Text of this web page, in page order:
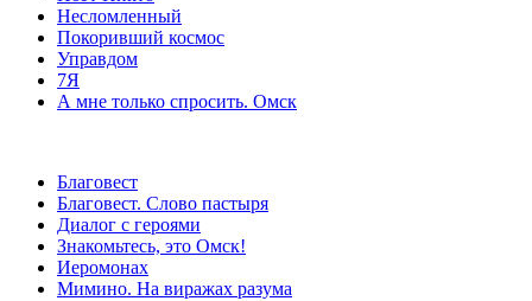
Несломленный
Покоривший космос
Управдом
7Я
А мне только спросить. Омск
Благовест
Благовест. Слово пастыря
Диалог с героями
Знакомьтесь, это Омск!
Иеромонах
Мимино. На виражах разума